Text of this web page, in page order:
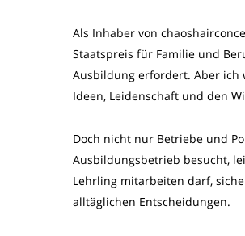
Als Inhaber von
Staatspreis für Familie und
Ausbildung erfordert. Aber ich
Ideen, Leidenschaft und den
Doch nicht nur Betriebe und
Ausbildungsbetrieb besucht,
Lehrling mitarbeiten darf,
alltäglichen Entscheidungen.